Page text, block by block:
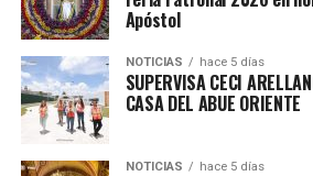
Apóstol
NOTICIAS hace 5 días
SUPERVISA CECI
CASA DEL ABUE ORIENTE
NOTICIAS hace 5 días